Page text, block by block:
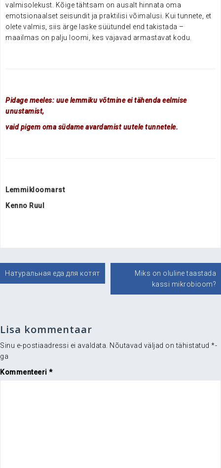
valmisolekust. Kõige tähtsam on ausalt hinnata oma
emotsionaalset seisundit ja praktilisi võimalusi. Kui tunnete, et
olete valmis, siis ärge laske süütundel end takistada –
maailmas on palju loomi, kes vajavad armastavat kodu.
Pidage meeles: uue lemmiku võtmine ei tähenda eelmise
unustamist,
vaid pigem oma südame avardamist uutele tunnetele.
Lemmikloomarst
Kenno Ruul
Navigeerimine
Натуральная еда для котят
Miks on oluline taastada
kassi mikrobioom?
Lisa kommentaar
Sinu e-postiaadressi ei avaldata. Nõutavad väljad on tähistatud *-
ga
Kommenteeri *